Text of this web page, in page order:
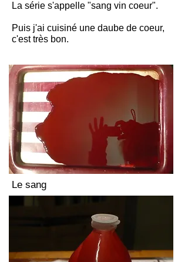
La série s'appelle "sang vin coeur".
Puis j'ai cuisiné une daube de coeur,
c'est très bon.
Le sang